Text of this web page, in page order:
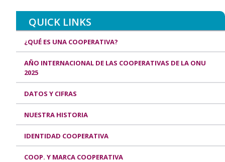
QUICK LINKS
¿QUÉ ES UNA COOPERATIVA?
AÑO INTERNACIONAL DE LAS COOPERATIVAS DE LA ONU
2025
DATOS Y CIFRAS
NUESTRA HISTORIA
IDENTIDAD COOPERATIVA
COOP. Y MARCA COOPERATIVA